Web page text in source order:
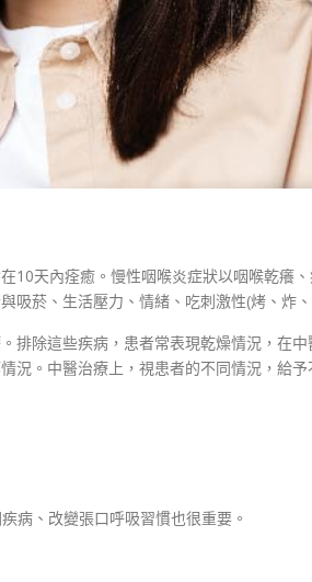
10天內痊癒。慢性咽喉炎症狀以咽喉乾癢
菸、生活壓力、情緒、吃刺激性(烤、炸
排除這些疾病，患者常表現乾燥情況，在
況。中醫治療上，視患者的不同情況，給予
病、改變張口呼吸習慣也很重要。